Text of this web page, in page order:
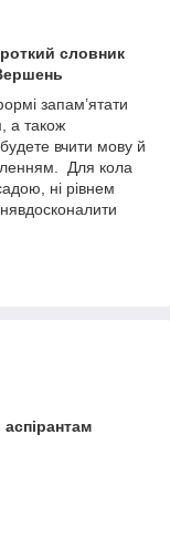
словник
запам’ятати
а також
вчити мову й
Для кола
ні рівнем